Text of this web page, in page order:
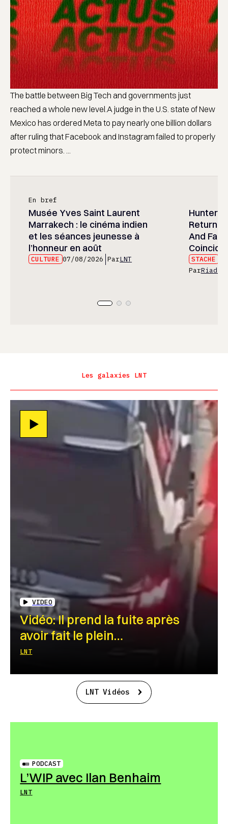
The battle between Big Tech and governments just
reached a whole new level.A judge in the U.S. state of New
Mexico has ordered Meta to pay nearly one billion dollars
after ruling that Facebook and Instagram failed to properly
protect minors. ...
En bref
Musée Yves Saint Laurent
Marrakech : le cinéma indien
et les séances jeunesse à
l’honneur en août
CULTURE 07/08/2026 ParLNT
Hunter
And
STACHE
ParRiad
Les galaxies LNT
VIDEO
Vidéo: Il prend la fuite après
avoir fait le plein…
LNT
LNT Vidéos
PODCAST
L’WIP avec Ilan Benhaim
LNT